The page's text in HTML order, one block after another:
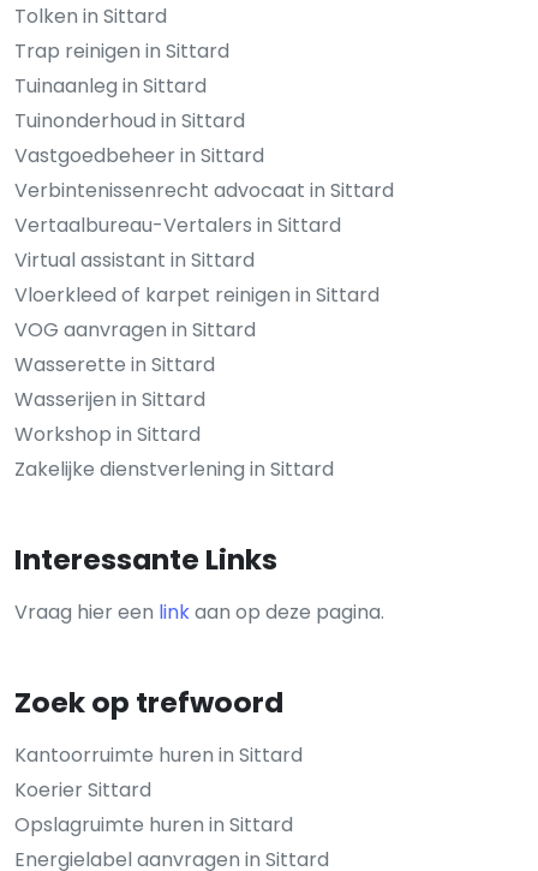
Tolken in Sittard
Trap reinigen in Sittard
Tuinaanleg in Sittard
Tuinonderhoud in Sittard
Vastgoedbeheer in Sittard
Verbintenissenrecht advocaat in Sittard
Vertaalbureau-Vertalers in Sittard
Virtual assistant in Sittard
Vloerkleed of karpet reinigen in Sittard
VOG aanvragen in Sittard
Wasserette in Sittard
Wasserijen in Sittard
Workshop in Sittard
Zakelijke dienstverlening in Sittard
Interessante Links
Vraag hier een linkaan op deze pagina.
Zoek op trefwoord
Kantoorruimte huren in Sittard
Koerier Sittard
Opslagruimte huren in Sittard
Energielabel aanvragen in Sittard